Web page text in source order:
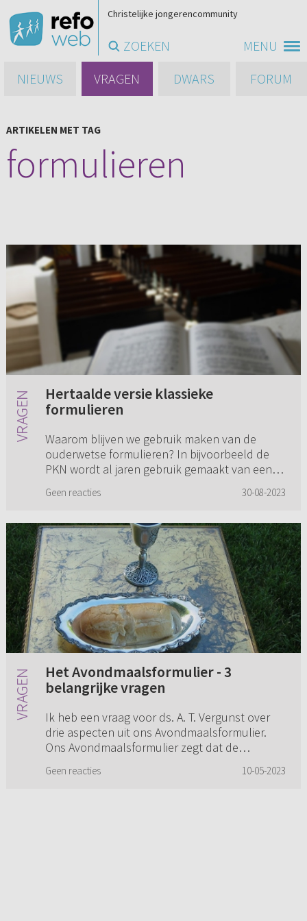
MENU
Christelijke jongerencommunity
ZOEKEN
NIEUWS
VRAGEN DWARS FORUM
ARTIKELEN MET TAG
formulieren
Hertaalde versie klassieke
formulieren
Waarom blijven we gebruik maken van de
ouderwetse formulieren? In bijvoorbeeld de
PKN wordt al jaren gebruik gemaakt van een
Waarom wordt daar bij ons ge...
Geen reacties 30-08-2023
Het Avondmaalsformulier - 3
belangrijke vragen
Ik heb een vraag voor ds. A. T. Vergunst over
drie aspecten uit ons Avondmaalsformulier.
Ons Avondmaalsformulier zegt dat de
met: “een iegelijk bedenke zij...
Geen reacties 10-05-2023